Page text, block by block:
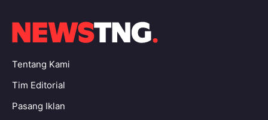
Tentang Kami
Tim Editorial
Pasang Iklan